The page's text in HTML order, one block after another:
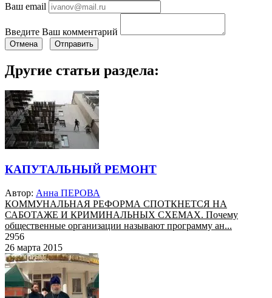
Ваш email
Введите Ваш комментарий
Отмена Отправить
Другие статьи раздела:
КАПУТАЛЬНЫЙ РЕМОНТ
Автор: Анна ПЕРОВА
КОММУНАЛЬНАЯ РЕФОРМА СПОТКНЕТСЯ НА
САБОТАЖЕ И КРИМИНАЛЬНЫХ СХЕМАХ. Почему
общественные организации называют программу ан...
2956
26 марта 2015